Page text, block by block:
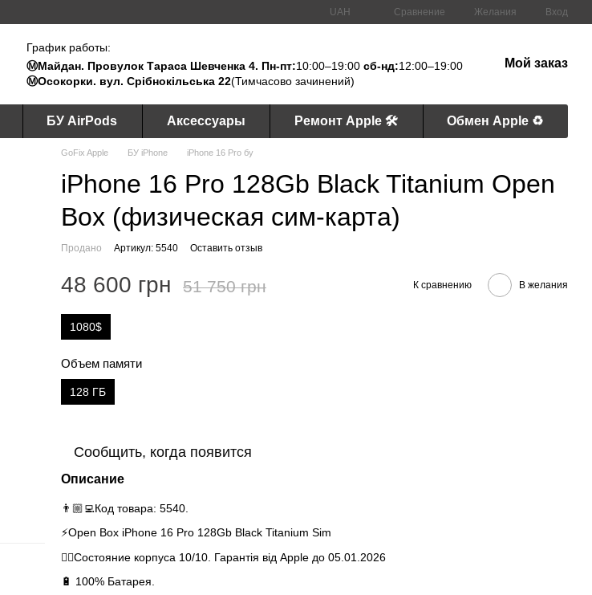
UAH Сравнение Желания Вход
График работы:
Ⓜ️Майдан. Провулок Тараса Шевченка 4. Пн-пт:10:00–19:00сб-нд:12:00–19:00
Ⓜ️Осокорки. вул. Срібнокільська 22(Тимчасово зачинений)
Мой заказ
БУ AirPods Аксессуары Ремонт Apple 🛠 Обмен Apple ♻️
GoFix Apple БУ iPhone iPhone 16 Pro бу
iPhone 16 Pro 128Gb Black Titanium Open
Box (физическая сим-карта)
Продано Артикул: 5540 Оставить отзыв
48 600 грн 51 750 грн К сравнению В желания
1080$
Объем памяти
128 ГБ
Сообщить, когда появится
Описание
👨🏼‍💻Код товара: 5540.
⚡️Open Box iPhone 16 Pro 128Gb Black Titanium Sim
👌🏻Состояние корпуса 10/10. Гарантія від Apple до 05.01.2026
🔋 100% Батарея.